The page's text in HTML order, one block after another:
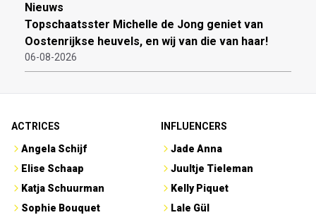
Nieuws
Topschaatsster Michelle de Jong geniet van
Oostenrijkse heuvels, en wij van die van haar!
06-08-2026
ACTRICES
Angela Schijf
Elise Schaap
Katja Schuurman
Sophie Bouquet
INFLUENCERS
Jade Anna
Juultje Tieleman
Kelly Piquet
Lale Gül